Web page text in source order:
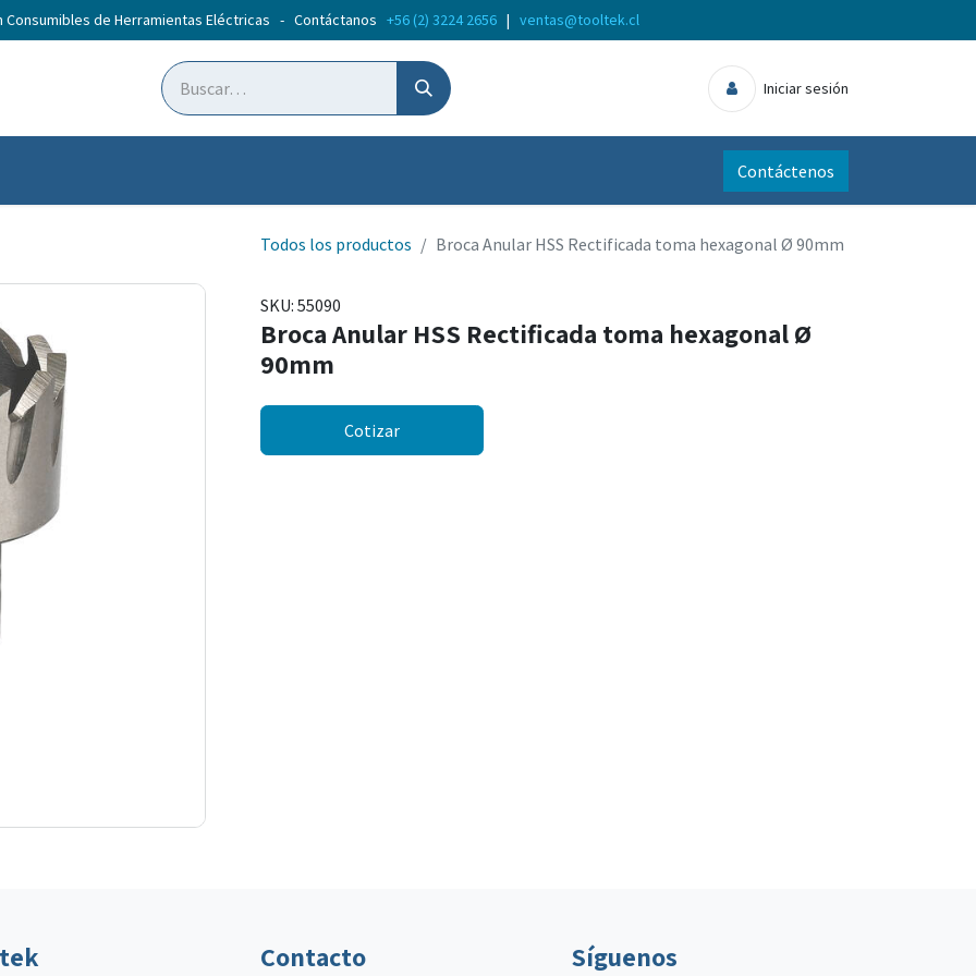
Consumibles de Herramientas Eléctricas - Contáctanos +56 (2) 3224 2656 | ventas@tooltek.cl
Iniciar sesión
Contáctenos
Todos los productos Broca Anular HSS Rectificada toma hexagonal Ø 90mm
SKU: 55090
Broca Anular HSS Rectificada toma hexagonal Ø
90mm
Cotizar
Contacto Síguenos